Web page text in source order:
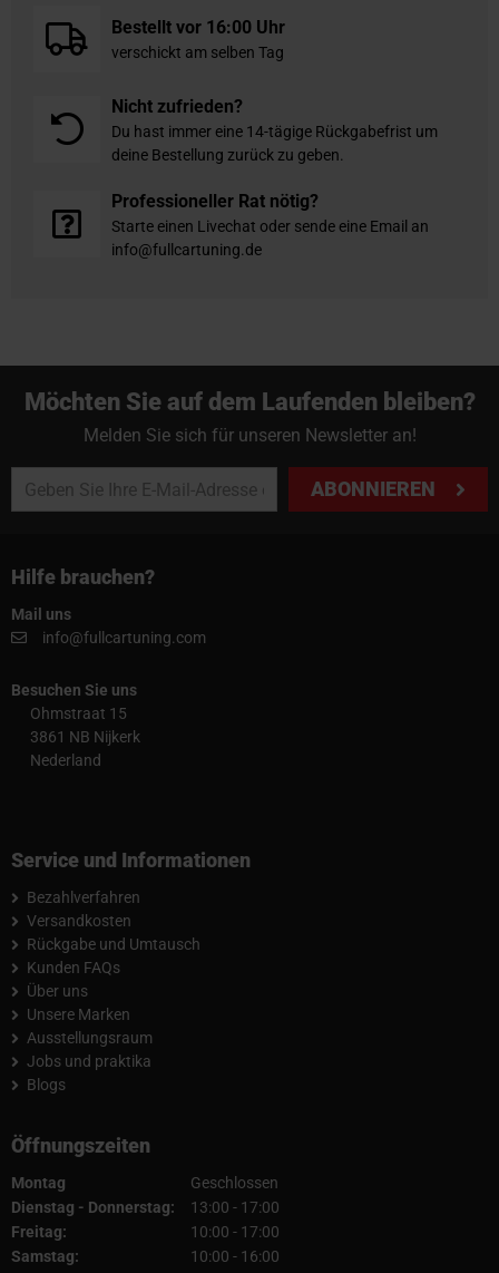
Bestellt vor 16:00 Uhr
verschickt am selben Tag
Nicht zufrieden?
Du hast immer eine 14-tägige Rückgabefrist um
deine Bestellung zurück zu geben.
Professioneller Rat nötig?
Starte einen Livechat oder sende eine Email an
info@fullcartuning.de
Möchten Sie auf dem Laufenden bleiben?
Melden Sie sich für unseren Newsletter an!
ABONNIEREN
Hilfe brauchen?
Mail uns
info@fullcartuning.com
Besuchen Sie uns
Ohmstraat 15
3861 NB Nijkerk
Nederland
Service und Informationen
Bezahlverfahren
Versandkosten
Rückgabe und Umtausch
Kunden FAQs
Über uns
Unsere Marken
Ausstellungsraum
Jobs und praktika
Blogs
Öffnungszeiten
Montag
Geschlossen
Dienstag - Donnerstag:
13:00 - 17:00
Freitag:
10:00 - 17:00
Samstag:
10:00 - 16:00